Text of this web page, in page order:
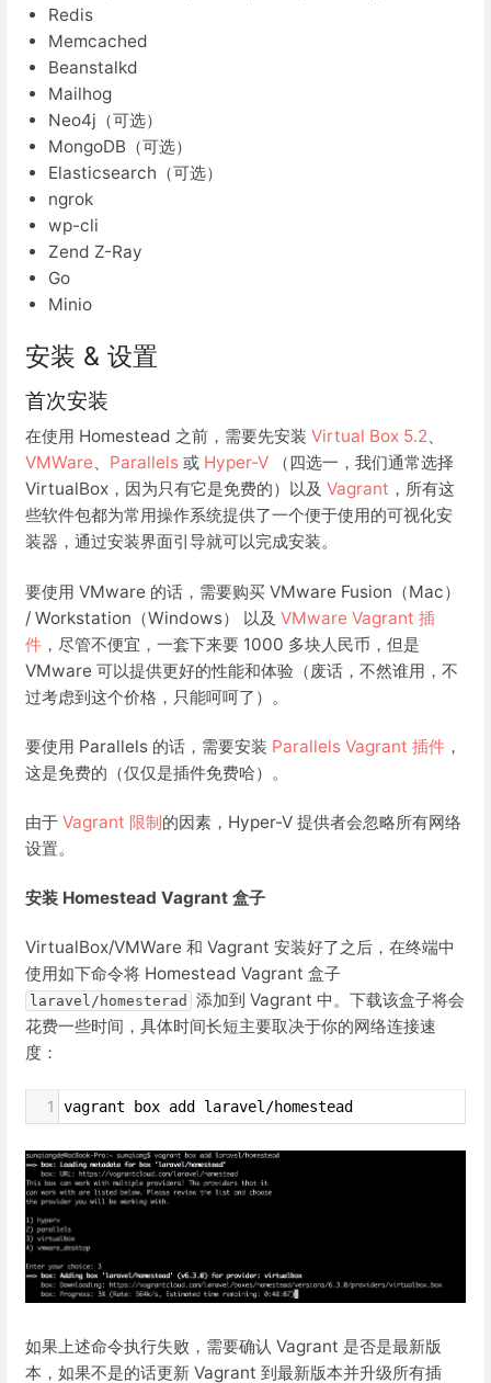
Redis
Memcached
Beanstalkd
Mailhog
Neo4j（可选）
MongoDB（可选）
Elasticsearch（可选）
ngrok
wp-cli
Zend Z-Ray
Go
Minio
安装 & 设置
首次安装
在使用 Homestead 之前，需要先安装 Virtual Box 5.2、
VMWare、 Parallels 或 Hyper-V （四选一，我们通常选择
VirtualBox，因为只有它是免费的）以及 Vagrant ，所有这
些软件包都为常用操作系统提供了一个便于使用的可视化安
装器，通过安装界面引导就可以完成安装。
要使用 VMware 的话，需要购买 VMware Fusion（Mac）
/ Workstation（Windows） 以及 VMware Vagrant 插
件 ，尽管不便宜，一套下来要 1000 多块人民币，但是
VMware 可以提供更好的性能和体验（废话，不然谁用，不
过考虑到这个价格，只能呵呵了）。
要使用 Parallels 的话，需要安装 Parallels Vagrant 插件 ，
这是免费的（仅仅是插件免费哈）。
由于 Vagrant 限制的因素，Hyper-V 提供者会忽略所有网络
设置。
安装 Homestead Vagrant 盒子
VirtualBox/VMWare 和 Vagrant 安装好了之后，在终端中
使用如下命令将 Homestead Vagrant 盒子
laravel/homesterad
添加到 Vagrant 中。下载该盒子将会
花费一些时间，具体时间长短主要取决于你的网络连接速
度：
1 vagrant box add laravel/homestead
如果上述命令执行失败，需要确认 Vagrant 是否是最新版
本，如果不是的话更新 Vagrant 到最新版本并升级所有插